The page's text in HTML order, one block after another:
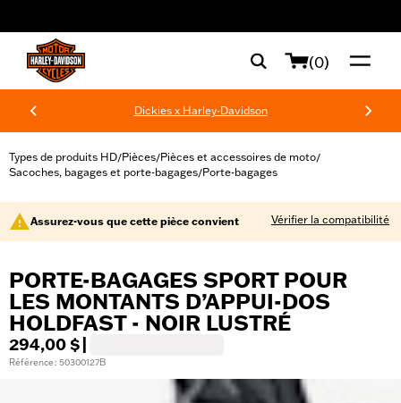
(0)
Dickies x Harley-Davidson
Types de produits HD/Pièces/Pièces et accessoires de moto/
Sacoches, bagages et porte-bagages/Porte-bagages
Assurez-vous que cette pièce convient Vérifier la compatibilité
PORTE-BAGAGES SPORT POUR
LES MONTANTS D’APPUI-DOS
HOLDFAST - NOIR LUSTRÉ
294,00 $
Référence : 50300127B